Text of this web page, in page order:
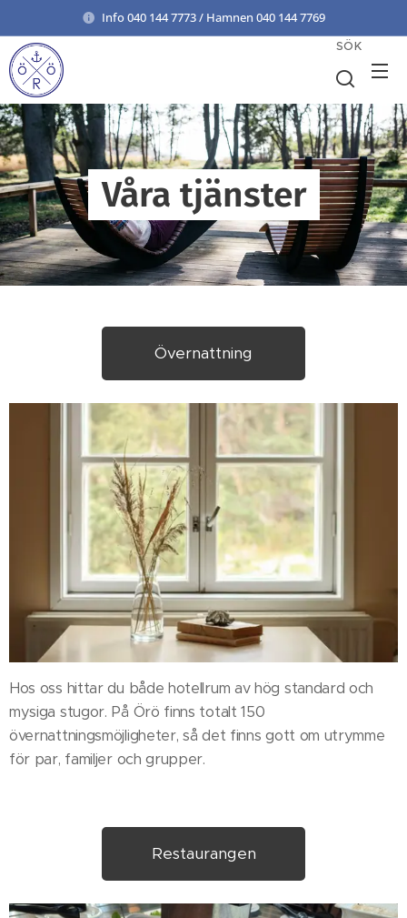
Info 040 144 7773 / Hamnen 040 144 7769
SÖK
Våra tjänster
Övernattning
Hos oss hittar du både hotellrum av hög standard och
mysiga stugor. På Örö finns totalt 150
övernattningsmöjligheter, så det finns gott om utrymme
för par, familjer och grupper.
Restaurangen